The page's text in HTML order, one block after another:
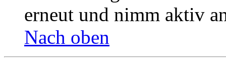
erneut und nimm aktiv
Nach oben